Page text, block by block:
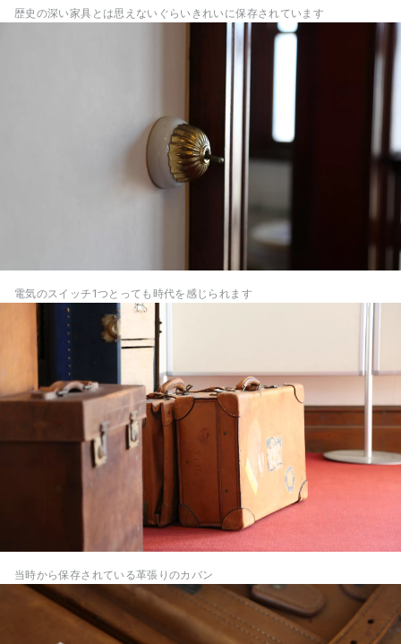
歴史の深い家具とは思えないぐらいきれいに保存されています
電気のスイッチ1つとっても時代を感じられます
当時から保存されている革張りのカバン